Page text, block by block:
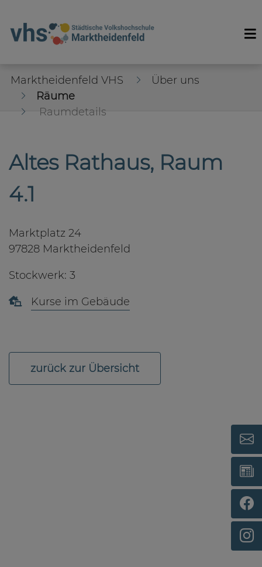
Marktheidenfeld VHS
Über uns
Räume
Raumdetails
Altes Rathaus, Raum
4.1
Marktplatz 24
97828 Marktheidenfeld
Stockwerk: 3
Kurse im Gebäude
zurück zur Übersicht